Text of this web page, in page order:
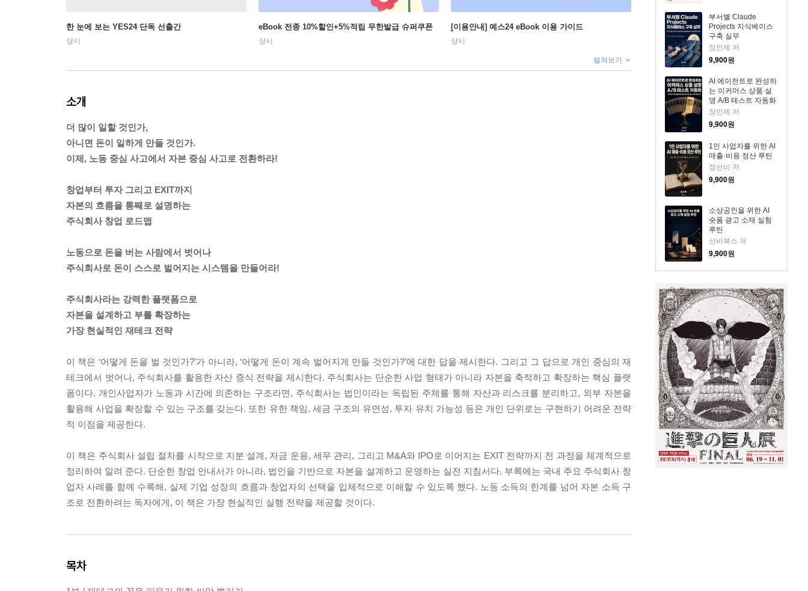
부서별 Claude
Projects 지식베이스
구축 실무
정민제 저
9,900원
AI 에이전트로 완성하
는 이커머스 상품 설
명 A/B 테스트 자동화
정민제 저
9,900원
1인 사업자를 위한 AI
매출·비용 정산 루틴
정선비 저
9,900원
소상공인을 위한 AI
숏폼 광고 소재 실험
루틴
선비북스 저
9,900원
한 눈에 보는 YES24 단독 선출간
상시
eBook 전종 10%할인+5%적립 무한발급 슈퍼쿠폰
상시
[이용안내] 예스24 eBook 이용 가이드
상시
펼쳐보기
소개
더 많이 일할 것인가,
아니면 돈이 일하게 만들 것인가.
이제, 노동 중심 사고에서 자본 중심 사고로 전환하라!
창업부터 투자 그리고 EXIT까지
자본의 흐름을 통째로 설명하는
주식회사 창업 로드맵
노동으로 돈을 버는 사람에서 벗어나
주식회사로 돈이 스스로 벌어지는 시스템을 만들어라!
주식회사라는 강력한 플랫폼으로
자본을 설계하고 부를 확장하는
가장 현실적인 재테크 전략
이 책은 ‘어떻게 돈을 벌 것인가?’가 아니라, ‘어떻게 돈이 계속 벌어지게 만들 것인가?’에 대한 답을 제시한다. 그리고 그 답으로 개인 중심의 재
테크에서 벗어나, 주식회사를 활용한 자산 증식 전략을 제시한다. 주식회사는 단순한 사업 형태가 아니라 자본을 축적하고 확장하는 핵심 플랫
폼이다. 개인사업자가 노동과 시간에 의존하는 구조라면, 주식회사는 법인이라는 독립된 주체를 통해 자산과 리스크를 분리하고, 외부 자본을
활용해 사업을 확장할 수 있는 구조를 갖는다. 또한 유한 책임, 세금 구조의 유연성, 투자 유치 가능성 등은 개인 단위로는 구현하기 어려운 전략
적 이점을 제공한다.
이 책은 주식회사 설립 절차를 시작으로 지분 설계, 자금 운용, 세무 관리, 그리고 M&A와 IPO로 이어지는 EXIT 전략까지 전 과정을 체계적으로
정리하여 알려 준다. 단순한 창업 안내서가 아니라, 법인을 기반으로 자본을 설계하고 운영하는 실전 지침서다. 부록에는 국내 주요 주식회사 창
업자 사례를 함께 수록해, 실제 기업 성장의 흐름과 창업자의 선택을 입체적으로 이해할 수 있도록 했다. 노동 소득의 한계를 넘어 자본 소득 구
조로 전환하려는 독자에게, 이 책은 가장 현실적인 실행 전략을 제공할 것이다.
목차